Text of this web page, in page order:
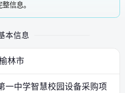
信息。
本信息
林市
一中学智慧校园设备采购项